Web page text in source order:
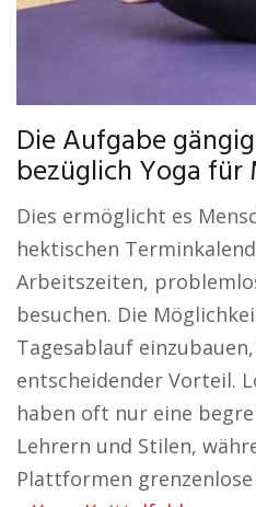
Die Aufgabe
bezüglich Yoga für
Dies ermöglicht es
hektischen
Arbeitszeiten,
besuchen. Die
Tagesablauf
entscheidender Vorteil.
haben oft nur eine
Lehrern und Stilen,
Plattformen